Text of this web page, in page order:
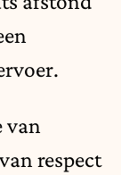
van
respect